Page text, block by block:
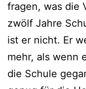
fragen, was die
zwölf Jahre
ist er nicht. Er
mehr, als wenn
die Schule